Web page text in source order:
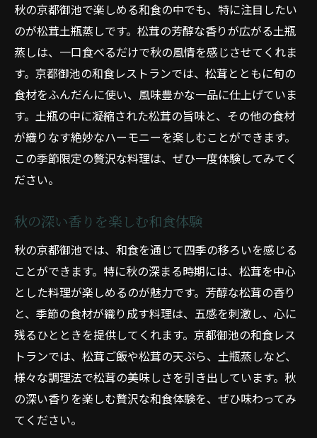
秋の京都御池で楽しめる和食の中でも、特に注目したい
のが松茸土瓶蒸しです。松茸の芳醇な香りが広がる土瓶
蒸しは、一口食べるだけで秋の風情を感じさせてくれま
す。京都御池の和食レストランでは、松茸とともに旬の
食材をふんだんに使い、風味豊かな一品に仕上げていま
す。土瓶の中に凝縮された松茸の旨味と、その他の食材
が織りなす絶妙なハーモニーを楽しむことができます。
この季節限定の贅沢な料理は、ぜひ一度体験してみてく
ださい。
秋の深い香りを楽しむ和食体験
秋の京都御池では、和食を通じて四季の移ろいを感じる
ことができます。特に秋の深まる時期には、松茸を中心
とした料理が楽しめるのが魅力です。芳醇な松茸の香り
と、季節の食材が織り成す料理は、五感を刺激し、心に
残るひとときを提供してくれます。京都御池の和食レス
トランでは、松茸ご飯や松茸の天ぷら、土瓶蒸しなど、
様々な調理法で松茸の美味しさを引き出しています。秋
の深い香りを楽しむ贅沢な和食体験を、ぜひ味わってみ
てください。